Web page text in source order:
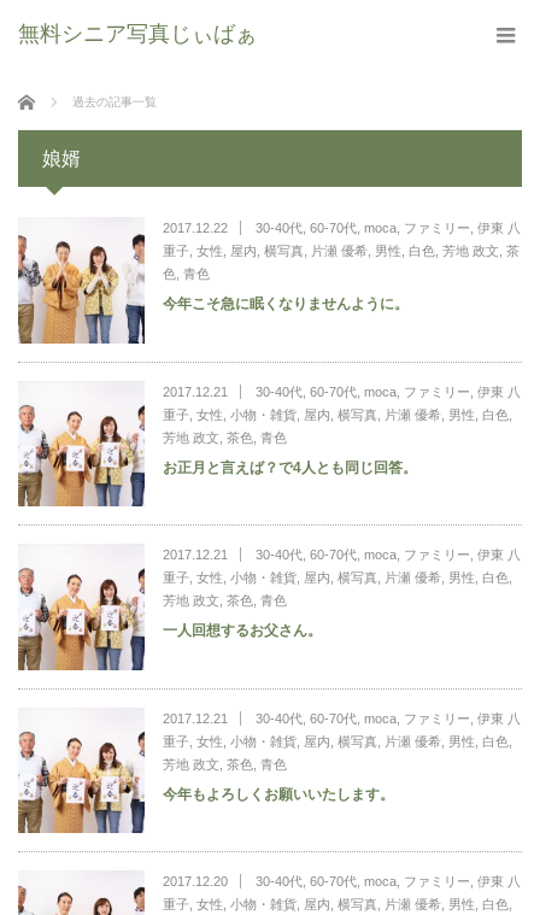
無料シニア写真じぃばぁ
ホーム 過去の記事一覧
娘婿
2017.12.22 30-40代, 60-70代, moca, ファミリー 伊東 八
重子 女性 屋内 横写真 片瀬 優希, 男性 白色 芳地 政文 茶
色 青色
今年こそ急に眠くなりませんように。
2017.12.21 30-40代, 60-70代, moca, ファミリー 伊東 八
重子 女性 小物・雑貨, 屋内 横写真 片瀬 優希, 男性 白色
芳地 政文 茶色 青色
お正月と言えば？で4人とも同じ回答。
2017.12.21 30-40代, 60-70代, moca, ファミリー 伊東 八
重子 女性 小物・雑貨, 屋内 横写真 片瀬 優希, 男性 白色
芳地 政文 茶色 青色
一人回想するお父さん。
2017.12.21 30-40代, 60-70代, moca, ファミリー 伊東 八
重子 女性 小物・雑貨, 屋内 横写真 片瀬 優希, 男性 白色
芳地 政文 茶色 青色
今年もよろしくお願いいたします。
2017.12.20 30-40代, 60-70代, moca, ファミリー 伊東 八
重子 女性 小物・雑貨, 屋内 横写真 片瀬 優希, 男性 白色